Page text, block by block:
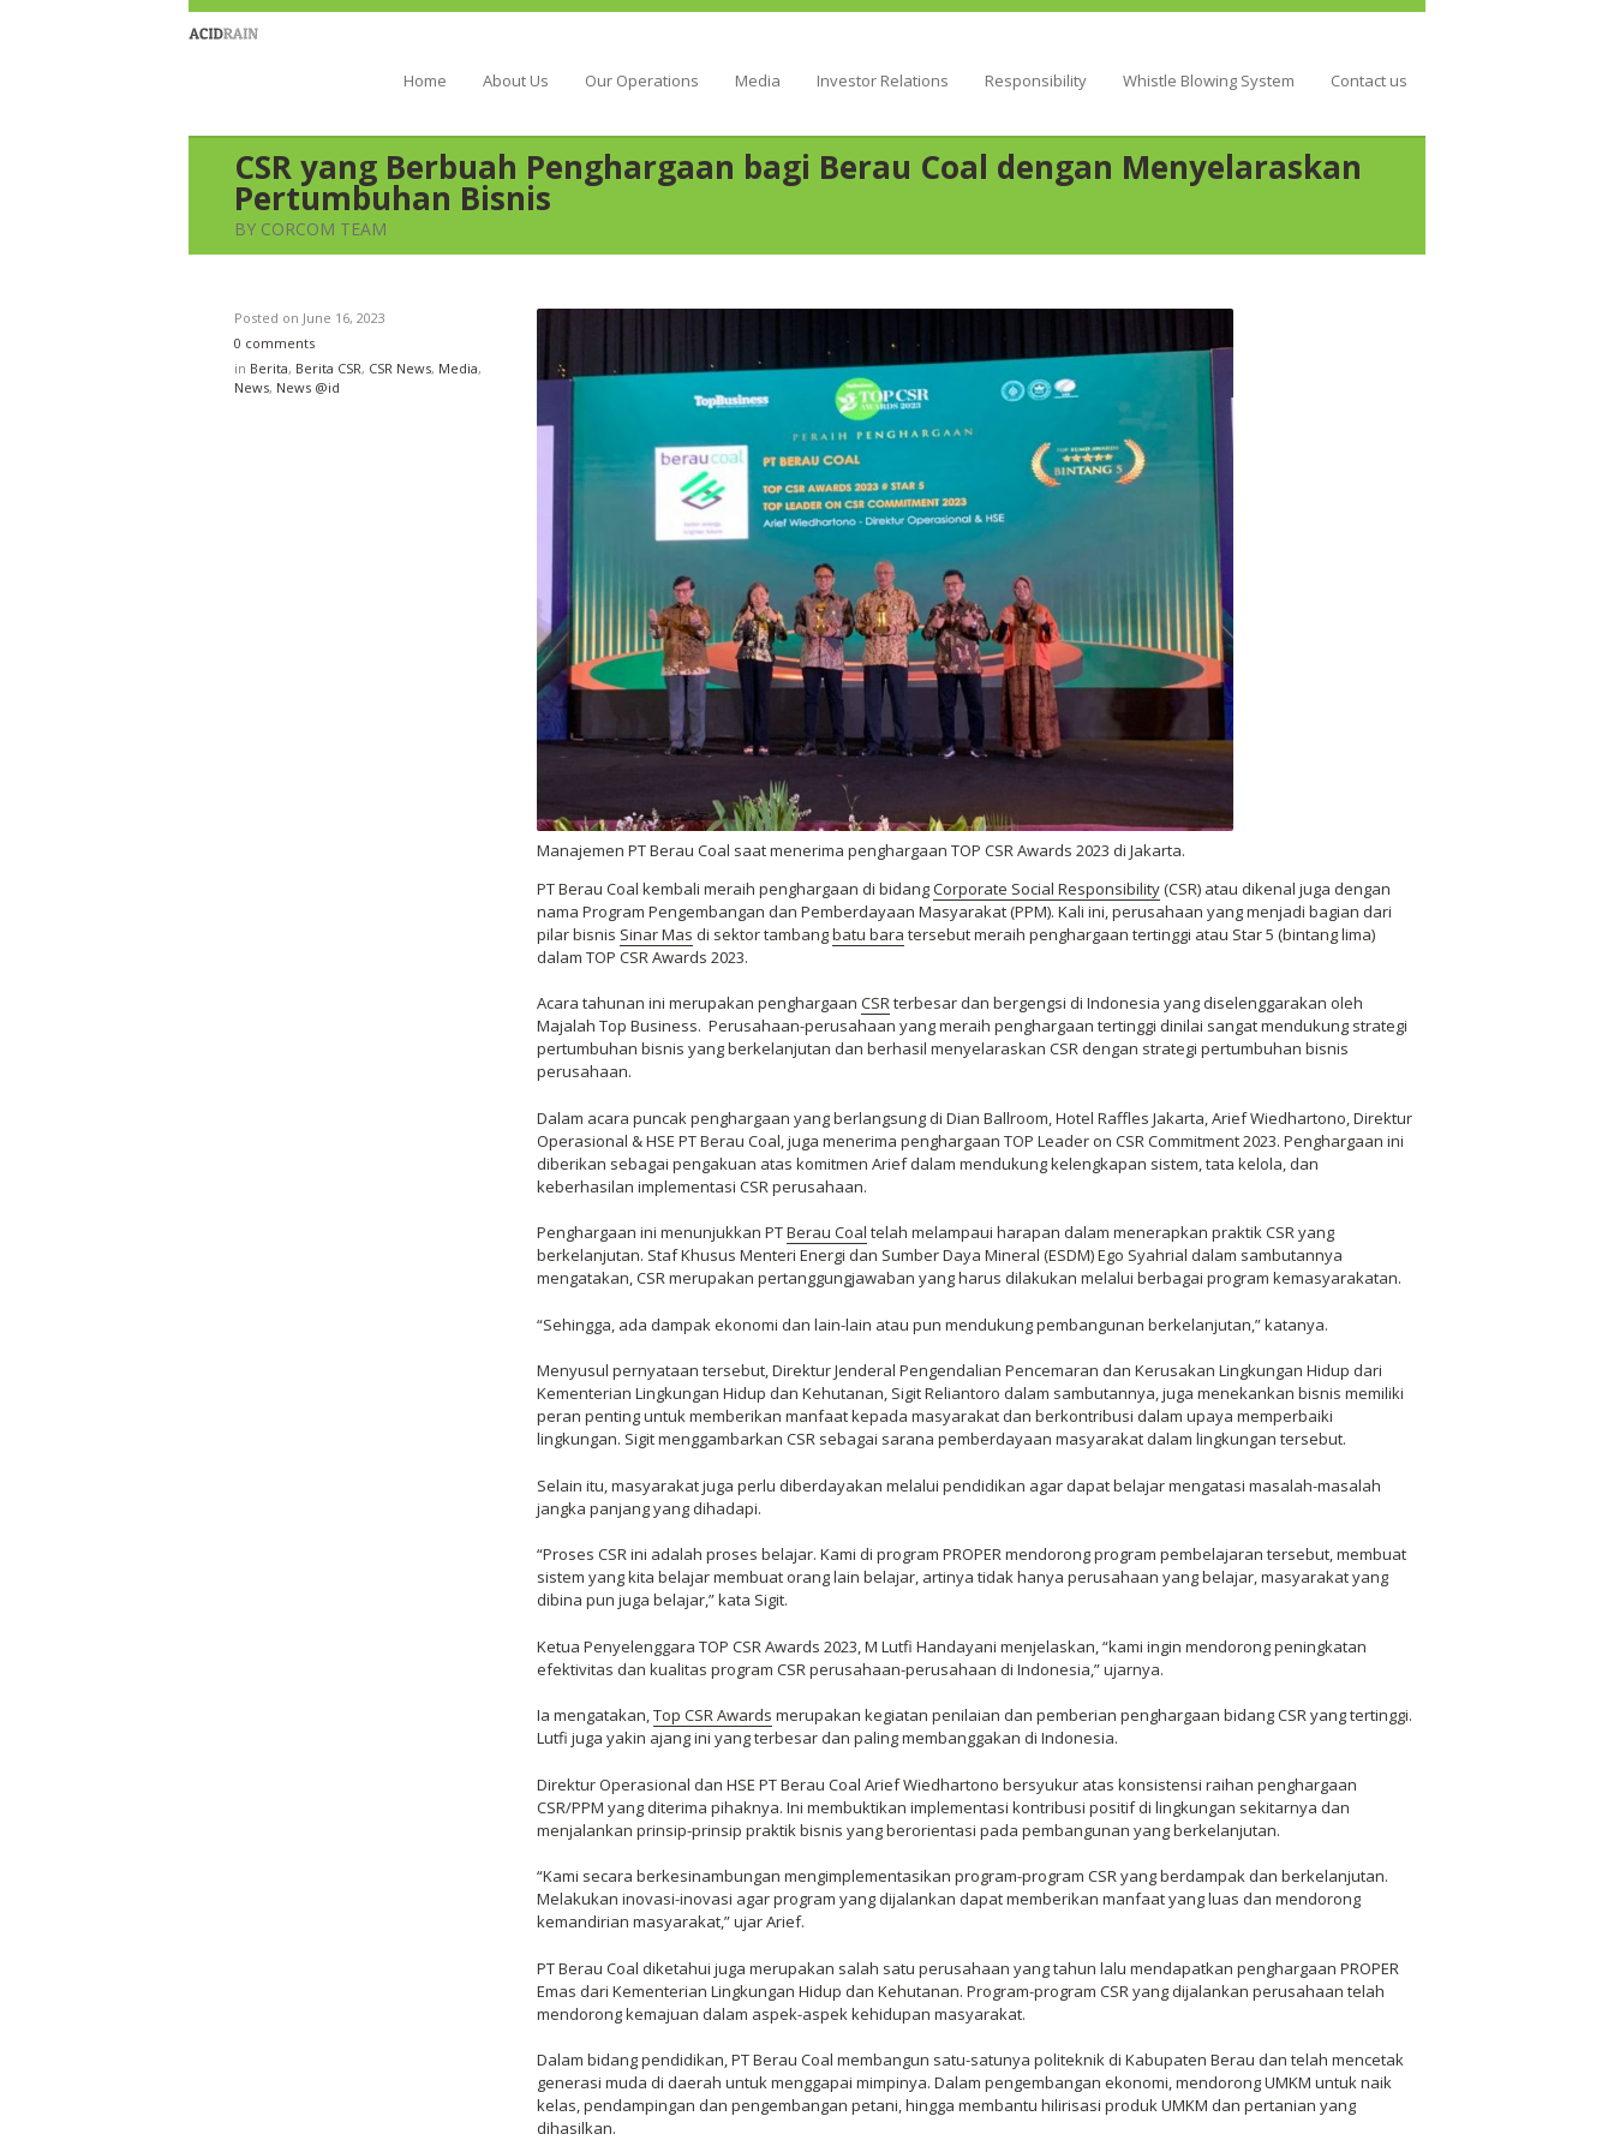
Home About Us Our Operations Media Investor Relations Responsibility Whistle Blowing System Contact us
CSR yang Berbuah Penghargaan bagi Berau Coal dengan Menyelaraskan
Pertumbuhan Bisnis
BY CORCOM TEAM
Manajemen PT Berau Coal saat menerima penghargaan TOP CSR Awards 2023 di Jakarta.
PT Berau Coal kembali meraih penghargaan di bidangCorporate Social Responsibility(CSR) atau dikenal juga dengan
nama Program Pengembangan dan Pemberdayaan Masyarakat (PPM). Kali ini, perusahaan yang menjadi bagian dari
pilar bisnis Sinar Mas di sektor tambangbatu bara tersebut meraih penghargaan tertinggi atau Star 5 (bintang lima)
dalam TOP CSR Awards 2023.
Acara tahunan ini merupakan penghargaanCSRterbesar dan bergengsi di Indonesia yang diselenggarakan oleh
Majalah Top Business. Perusahaan-perusahaan yang meraih penghargaan tertinggi dinilai sangat mendukung strategi
pertumbuhan bisnis yang berkelanjutan dan berhasil menyelaraskan CSR dengan strategi pertumbuhan bisnis
perusahaan.
Dalam acara puncak penghargaan yang berlangsung di Dian Ballroom, Hotel Raffles Jakarta, Arief Wiedhartono, Direktur
Operasional & HSE PT Berau Coal, juga menerima penghargaan TOP Leader on CSR Commitment 2023. Penghargaan ini
diberikan sebagai pengakuan atas komitmen Arief dalam mendukung kelengkapan sistem, tata kelola, dan
keberhasilan implementasi CSR perusahaan.
Penghargaan ini menunjukkan PTBerau Coal telah melampaui harapan dalam menerapkan praktik CSR yang
berkelanjutan. Staf Khusus Menteri Energi dan Sumber Daya Mineral (ESDM) Ego Syahrial dalam sambutannya
mengatakan, CSR merupakan pertanggungjawaban yang harus dilakukan melalui berbagai program kemasyarakatan.
“Sehingga, ada dampak ekonomi dan lain-lain atau pun mendukung pembangunan berkelanjutan,” katanya.
Menyusul pernyataan tersebut, Direktur Jenderal Pengendalian Pencemaran dan Kerusakan Lingkungan Hidup dari
Kementerian Lingkungan Hidup dan Kehutanan, Sigit Reliantoro dalam sambutannya, juga menekankan bisnis memiliki
peran penting untuk memberikan manfaat kepada masyarakat dan berkontribusi dalam upaya memperbaiki
lingkungan. Sigit menggambarkan CSR sebagai sarana pemberdayaan masyarakat dalam lingkungan tersebut.
Selain itu, masyarakat juga perlu diberdayakan melalui pendidikan agar dapat belajar mengatasi masalah-masalah
jangka panjang yang dihadapi.
“Proses CSR ini adalah proses belajar. Kami di program PROPER mendorong program pembelajaran tersebut, membuat
sistem yang kita belajar membuat orang lain belajar, artinya tidak hanya perusahaan yang belajar, masyarakat yang
dibina pun juga belajar,” kata Sigit.
Ketua Penyelenggara TOP CSR Awards 2023, M Lutfi Handayani menjelaskan, “kami ingin mendorong peningkatan
efektivitas dan kualitas program CSR perusahaan-perusahaan di Indonesia,” ujarnya.
Ia mengatakan,Top CSR Awards merupakan kegiatan penilaian dan pemberian penghargaan bidang CSR yang tertinggi.
Lutfi juga yakin ajang ini yang terbesar dan paling membanggakan di Indonesia.
Direktur Operasional dan HSE PT Berau Coal Arief Wiedhartono bersyukur atas konsistensi raihan penghargaan
CSR/PPM yang diterima pihaknya. Ini membuktikan implementasi kontribusi positif di lingkungan sekitarnya dan
menjalankan prinsip-prinsip praktik bisnis yang berorientasi pada pembangunan yang berkelanjutan.
“Kami secara berkesinambungan mengimplementasikan program-program CSR yang berdampak dan berkelanjutan.
Melakukan inovasi-inovasi agar program yang dijalankan dapat memberikan manfaat yang luas dan mendorong
kemandirian masyarakat,” ujar Arief.
PT Berau Coal diketahui juga merupakan salah satu perusahaan yang tahun lalu mendapatkan penghargaan PROPER
Emas dari Kementerian Lingkungan Hidup dan Kehutanan. Program-program CSR yang dijalankan perusahaan telah
mendorong kemajuan dalam aspek-aspek kehidupan masyarakat.
Dalam bidang pendidikan, PT Berau Coal membangun satu-satunya politeknik di Kabupaten Berau dan telah mencetak
generasi muda di daerah untuk menggapai mimpinya. Dalam pengembangan ekonomi, mendorong UMKM untuk naik
kelas, pendampingan dan pengembangan petani, hingga membantu hilirisasi produk UMKM dan pertanian yang
dihasilkan.
Posted on June 16, 2023
0 comments
in Berita, Berita CSR, CSR News, Media,
News, News @id